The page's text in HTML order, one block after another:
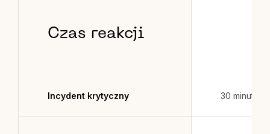
Czas reakcji
Incydent krytyczny 30 minut